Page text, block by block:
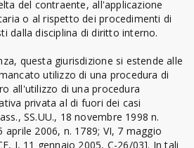
del contraente, all'applicazione
o al rispetto dei procedimenti di
dalla disciplina di diritto interno.
questa giurisdizione si estende alle
utilizzo di una procedura di
all'utilizzo di una procedura
privata al di fuori dei casi
SS.UU., 18 novembre 1998 n.
aprile 2006, n. 1789; VI, 7 maggio
I, 11 gennaio 2005, C-26/03]. In tali